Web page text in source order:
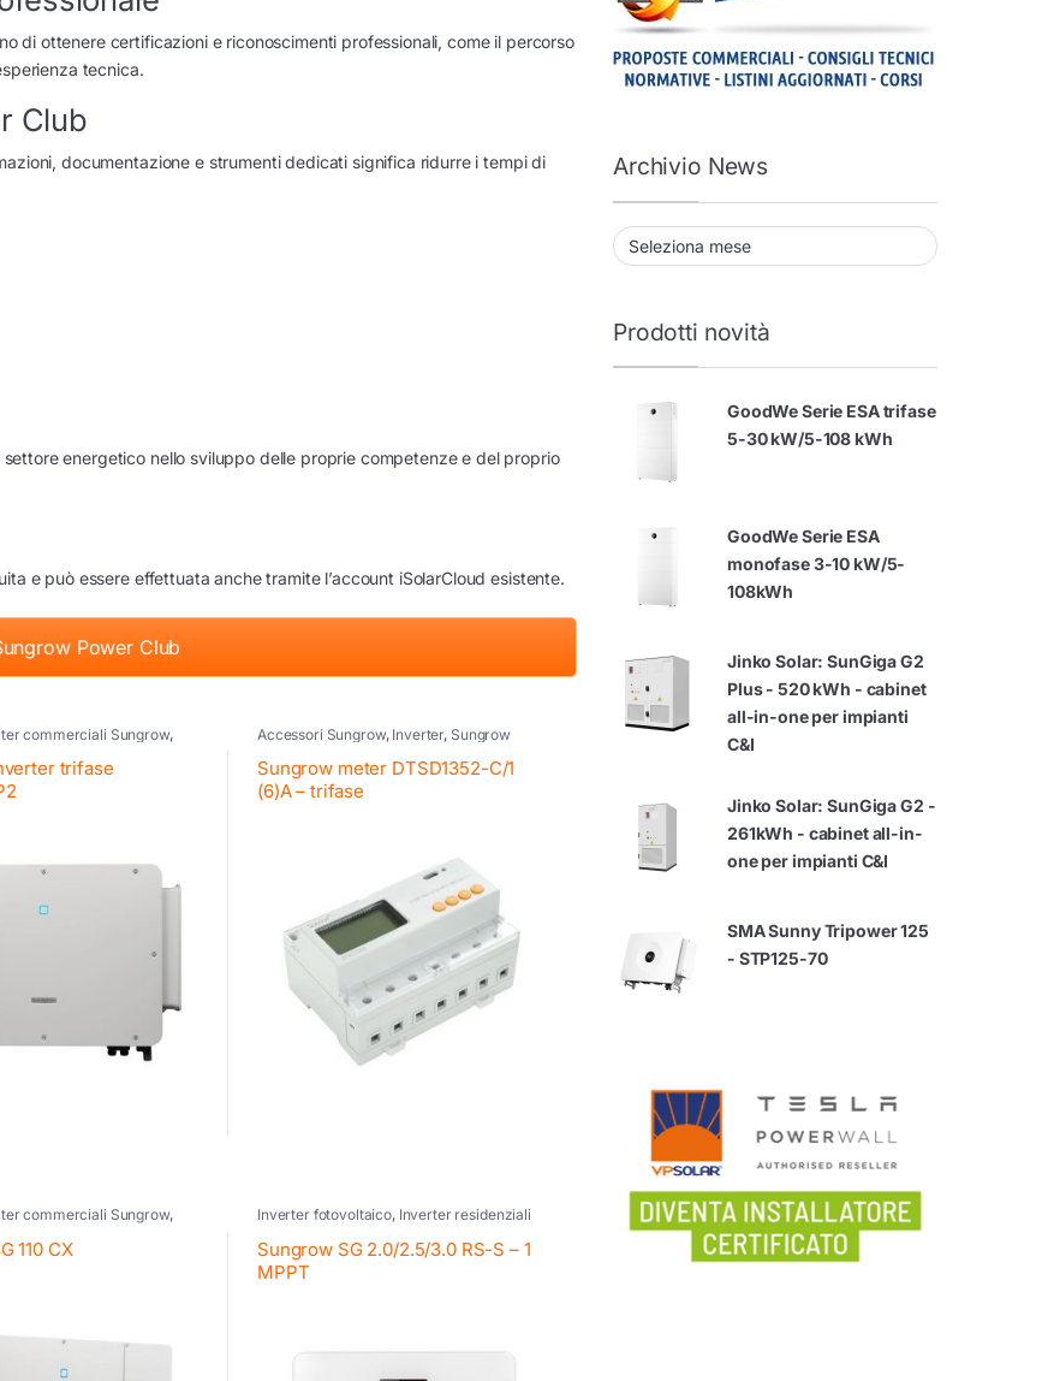
di ottenere certificazioni e riconoscimenti professionali, come il percorso
tecnica.
Club
documentazione e strumenti dedicati significa ridurre i tempi di
energetico nello sviluppo delle proprie competenze e del proprio
e può essere effettuata anche tramite l’account iSolarCloud esistente.
Power Club
commerciali Sungrow,
trifase
Accessori Sungrow, Inverter, Sungrow
Sungrow meter DTSD1352-C/1
(6)A – trifase
commerciali Sungrow,
110 CX
Inverter fotovoltaico, Inverter residenziali
Sungrow SG 2.0/2.5/3.0 RS-S – 1
MPPT
Archivio News
Archivio News
Prodotti novità
GoodWe Serie ESA trifase
5-30 kW/5-108 kWh
GoodWe Serie ESA
monofase 3-10 kW/5-
108kWh
Jinko Solar: SunGiga G2
Plus - 520 kWh - cabinet
all-in-one per impianti
C&I
Jinko Solar: SunGiga G2 -
261kWh - cabinet all-in-
one per impianti C&I
SMA Sunny Tripower 125
- STP125-70